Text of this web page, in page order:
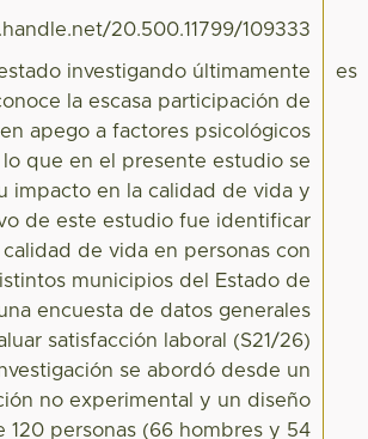
20.500.11799/109333
investigando últimamente
la escasa participación de
apego a factores psicológicos
que en el presente estudio se
impacto en la calidad de vida y
de este estudio fue identificar
de vida en personas con
municipios del Estado de
encuesta de datos generales
satisfacción laboral (S21/26)
se abordó desde un
no experimental y un diseño
120 personas (66 hombres y 54
es